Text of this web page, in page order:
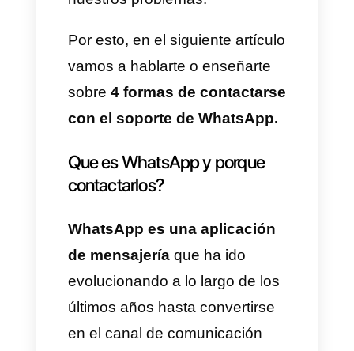
cantidad de consultas que
reciben, las mismas no pueden
atender a millones de usuarios
diariamente y más cuando
He aquí cuando buscamos
formas más eficientes de
contactar con el soporte de
estas empresas y resolver
nuestros problemas.